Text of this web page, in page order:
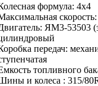
формула: 4х4
ЯМ3-53503
передач:
топливного
и колеса : 315/